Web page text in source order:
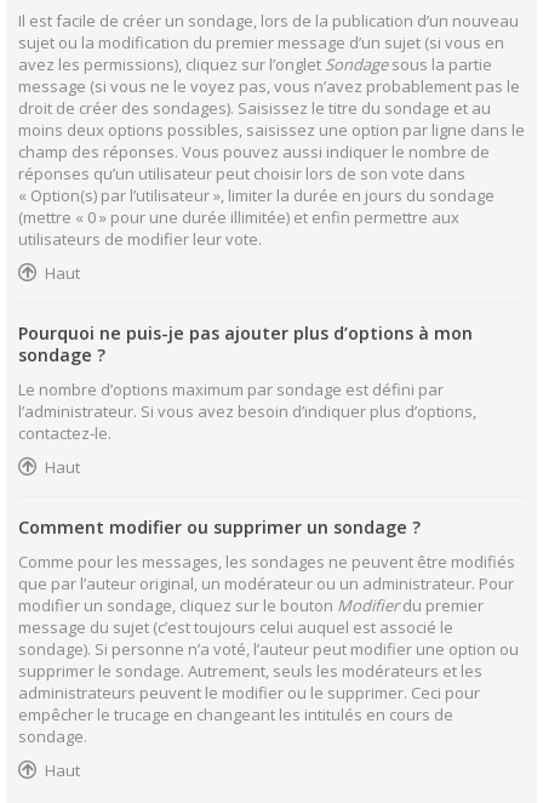
Il est facile de créer un sondage, lors de la publication d’un nouveau
sujet ou la modification du premier message d’un sujet (si vous en
avez les permissions), cliquez sur l’onglet Sondagesous la partie
message (si vous ne le voyez pas, vous n’avez probablement pas le
droit de créer des sondages). Saisissez le titre du sondage et au
moins deux options possibles, saisissez une option par ligne dans le
champ des réponses. Vous pouvez aussi indiquer le nombre de
réponses qu’un utilisateur peut choisir lors de son vote dans
« Option(s) par l’utilisateur », limiter la durée en jours du sondage
(mettre « 0 » pour une durée illimitée) et enfin permettre aux
utilisateurs de modifier leur vote.
Haut
Pourquoi ne puis-je pas ajouter plus d’options à mon
sondage ?
Le nombre d’options maximum par sondage est défini par
l’administrateur. Si vous avez besoin d’indiquer plus d’options,
contactez-le.
Haut
Comment modifier ou supprimer un sondage ?
Comme pour les messages, les sondages ne peuvent être modifiés
que par l’auteur original, un modérateur ou un administrateur. Pour
modifier un sondage, cliquez sur le bouton Modifierdu premier
message du sujet (c’est toujours celui auquel est associé le
sondage). Si personne n’a voté, l’auteur peut modifier une option ou
supprimer le sondage. Autrement, seuls les modérateurs et les
administrateurs peuvent le modifier ou le supprimer. Ceci pour
empêcher le trucage en changeant les intitulés en cours de
sondage.
Haut